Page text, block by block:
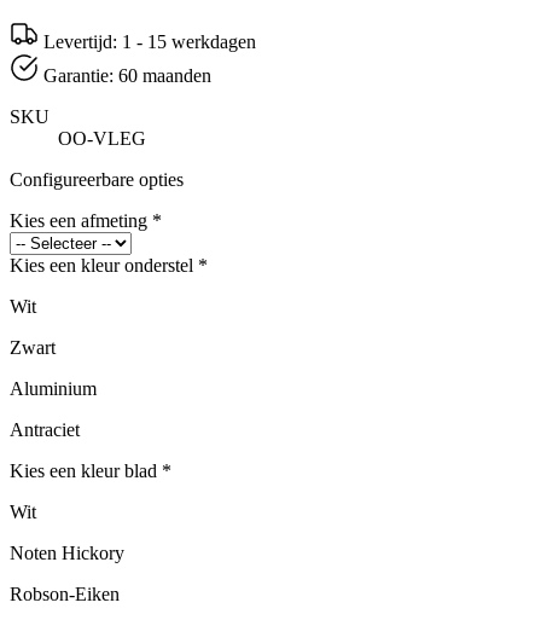
Levertijd: 1 - 15 werkdagen
Garantie: 60 maanden
SKU
OO-VLEG
Configureerbare opties
Kies een afmeting *
Kies een kleur onderstel *
Wit
Zwart
Aluminium
Antraciet
Kies een kleur blad *
Wit
Noten Hickory
Robson-Eiken